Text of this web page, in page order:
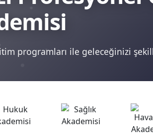
programları ile geleceğinizi